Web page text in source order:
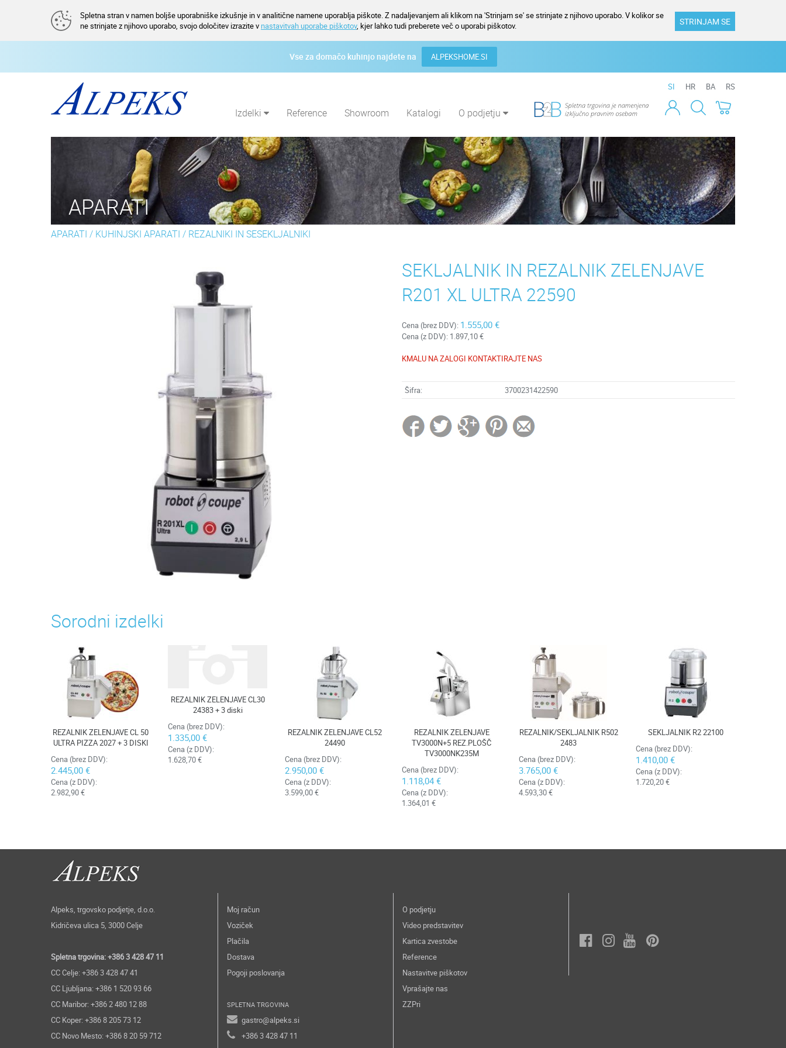
Spletna stran v namen boljše uporabniške izkušnje in v analitične namene uporablja piškote. Z nadaljevanjem ali klikom na 'Strinjam se' se strinjate z njihovo uporabo. V kolikor se
ne strinjate z njihovo uporabo, svojo določitev izrazite v nastavitvah uporabe piškotov, kjer lahko tudi preberete več o uporabi piškotov. STRINJAM SE
Vse za domačo kuhinjo najdete na ALPEKSHOME.SI
SI HR BA RS
Izdelki Reference Showroom Katalogi O podjetju
APARATI
APARATI / KUHINJSKI APARATI / REZALNIKI IN SESEKLJALNIKI
SEKLJALNIK IN REZALNIK ZELENJAVE
R201 XL ULTRA 22590
Cena (brez DDV): 1.555,00 €
Cena (z DDV): 1.897,10 €
KMALU NA ZALOGI KONTAKTIRAJTE NAS
Šifra: 3700231422590
Sorodni izdelki
REZALNIK ZELENJAVE CL 50
ULTRA PIZZA 2027 + 3 DISKI
Cena (brez DDV):
2.445,00 €
Cena (z DDV):
2.982,90 €
REZALNIK ZELENJAVE CL30
24383 + 3 diski
Cena (brez DDV):
1.335,00 €
Cena (z DDV):
1.628,70 €
REZALNIK ZELENJAVE CL52
24490
Cena (brez DDV):
2.950,00 €
Cena (z DDV):
3.599,00 €
REZALNIK ZELENJAVE
TV3000N+5 REZ.PLOŠČ
TV3000NK235M
Cena (brez DDV):
1.118,04 €
Cena (z DDV):
1.364,01 €
REZALNIK/SEKLJALNIK R502
2483
Cena (brez DDV):
3.765,00 €
Cena (z DDV):
4.593,30 €
SEKLJALNIK R2 22100
Cena (brez DDV):
1.410,00 €
Cena (z DDV):
1.720,20 €
Alpeks, trgovsko podjetje, d.o.o.
Kidričeva ulica 5, 3000 Celje
Spletna trgovina: +386 3 428 47 11
CC Celje: +386 3 428 47 41
CC Ljubljana: +386 1 520 93 66
CC Maribor: +386 2 480 12 88
CC Koper: +386 8 205 73 12
CC Novo Mesto: +386 8 20 59 712
Moj račun
Voziček
Plačila
Dostava
Pogoji poslovanja
SPLETNA TRGOVINA
gastro@alpeks.si
+386 3 428 47 11
O podjetju
Video predstavitev
Kartica zvestobe
Reference
Nastavitve piškotov
Vprašajte nas
ZZPri